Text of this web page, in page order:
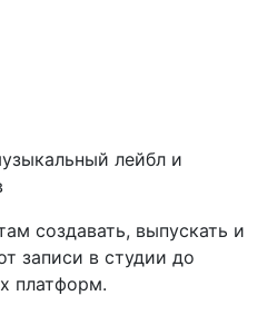
лейбл и
создавать, выпускать и
записи в студии до
платформ.